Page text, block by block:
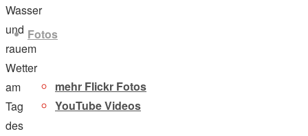
Fotos
mehr Flickr Fotos
YouTube Videos
Wasser
und
rauem
Wetter
am
Tag
des